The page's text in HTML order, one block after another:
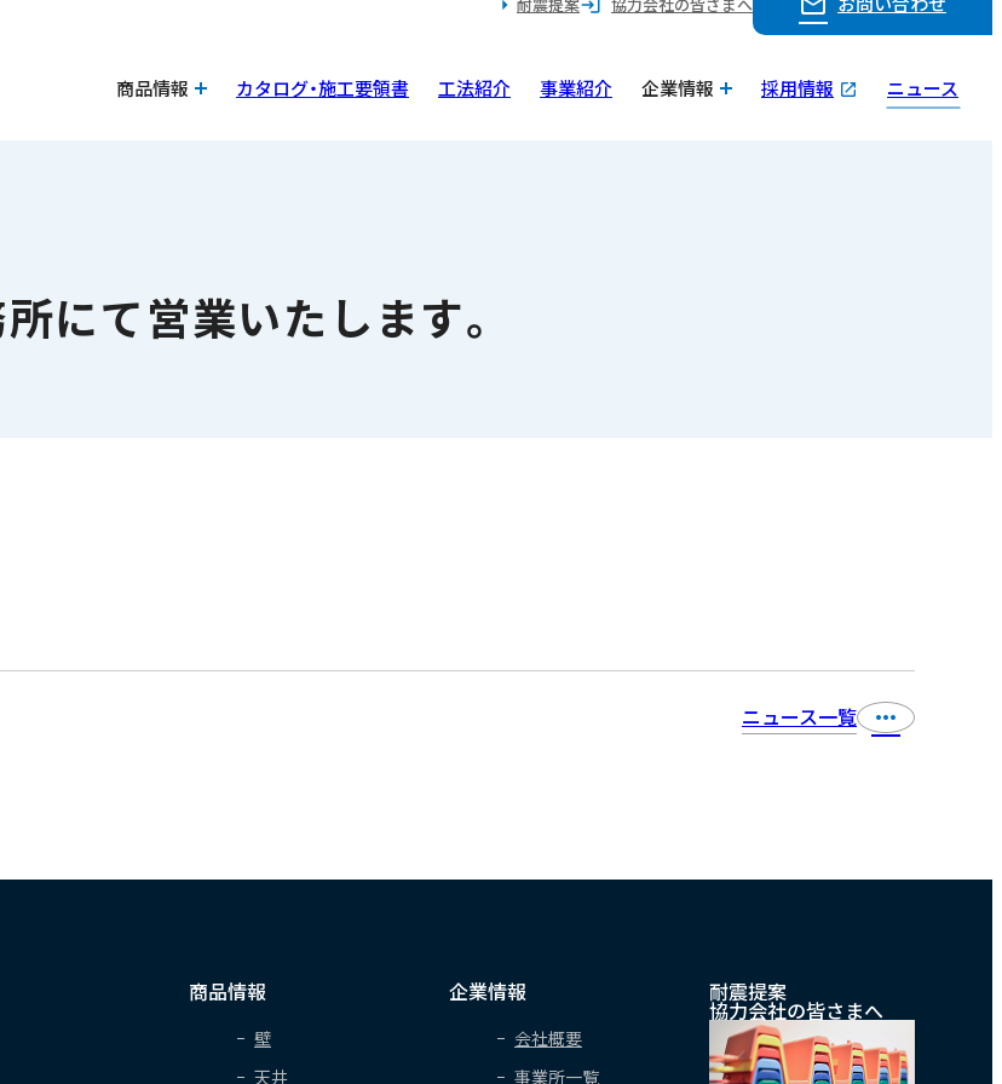
商品情報 カタログ・施工要領書 工法紹介 事業紹介 企業情報 採用情報 ニュース
にて営業いたします。
ニュース一覧
商品情報
壁
天井
企業情報
会社概要
事業所一覧
耐震提案
協力会社の皆さまへ